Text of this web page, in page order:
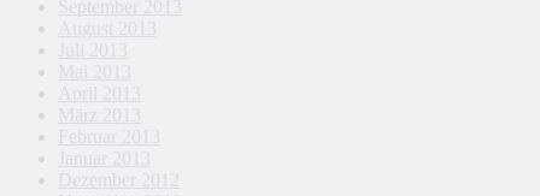
September 2013
August 2013
Juli 2013
Mai 2013
April 2013
März 2013
Februar 2013
Januar 2013
Dezember 2012